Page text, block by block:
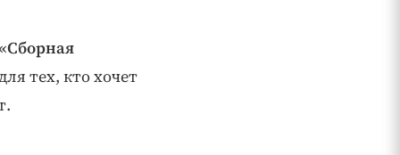
тех, кто хочет